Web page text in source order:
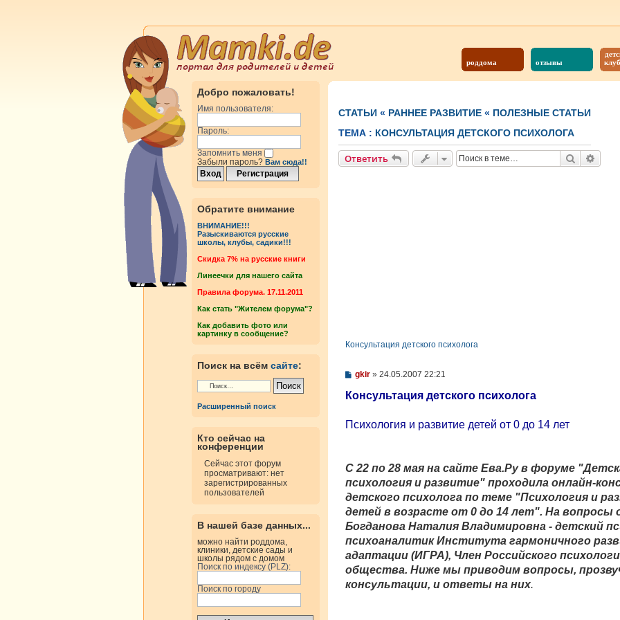
роддома отзывы
Добро пожаловать!
Имя пользователя:
Пароль:
Запомнить меня
Забыли пароль? Вам сюда!!
Обратите внимание
ВНИМАНИЕ!!!
Разыскиваются русские
школы, клубы, садики!!!
Cкидка 7% на русские книги
Линеечки для нашего сайта
Правила форума. 17.11.2011
Как стать "Жителем форума"?
Как добавить фото или
картинку в сообщение?
Поиск на всём сайте:
Расширенный поиск
Кто сейчас на
конференции
Сейчас этот форум
просматривают: нет
зарегистрированных
пользователей
В нашей базе данных...
можно найти роддома,
клиники, детские сады и
школы рядом с домом
Поиск по индексу (PLZ):
Поиск по городу
СТАТЬИ « РАННЕЕ РАЗВИТИЕ « ПОЛЕЗНЫЕ СТАТЬИ
ТЕМА : КОНСУЛЬТАЦИЯ ДЕТСКОГО ПСИХОЛОГА
Ответить Поиск
Консультация детского психолога
С
о
е
gkir » 24.05.2007 22:21
Консультация детского психолога
Психология и развитие детей от 0 до 14 лет
C 22 по 28 мая на сайте Ева.Ру в форуме
психология и развитие" проходила онлайн-
детского психолога по теме "Психология и
детей в возрасте от 0 до 14 лет". На вопросы
Богданова Наталия Владимировна - детский
психоаналитик Института гармоничного
адаптации (ИГРА), Член Российского
общества. Ниже мы приводим вопросы,
консультации, и ответы на них.